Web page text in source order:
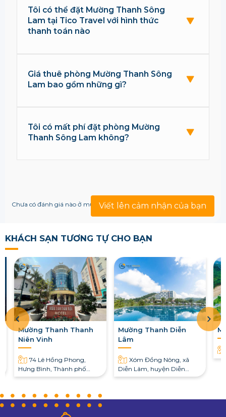
Tôi có thể đặt Mường Thanh Sông
Lam tại Tico Travel với hình thức
thanh toán nào
Giá thuê phòng Mường Thanh Sông
Lam bao gồm những gì?
Tôi có mất phí đặt phòng Mường
Thanh Sông Lam không?
Viết lên cảm nhận của bạn
Chưa có đánh giá nào ở mục này!
KHÁCH SẠN TƯƠNG TỰ CHO BẠN
Mường Thanh Thanh
Niên Vinh
74 Lê Hồng Phong,
Hưng Bình, Thành phố
Vinh, Nghệ An
Mường Thanh Diễn
Lâm
Xóm Đồng Nông, xã
Diễn Lâm, huyện Diễn
Châu, tỉnh Nghệ An